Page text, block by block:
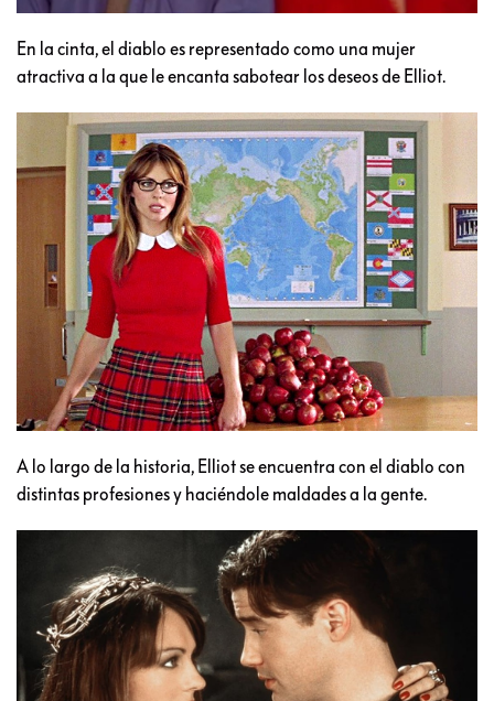
En la cinta, el diablo es representado como una mujer
atractiva a la que le encanta sabotear los deseos de Elliot.
A lo largo de la historia, Elliot se encuentra con el diablo con
distintas profesiones y haciéndole maldades a la gente.